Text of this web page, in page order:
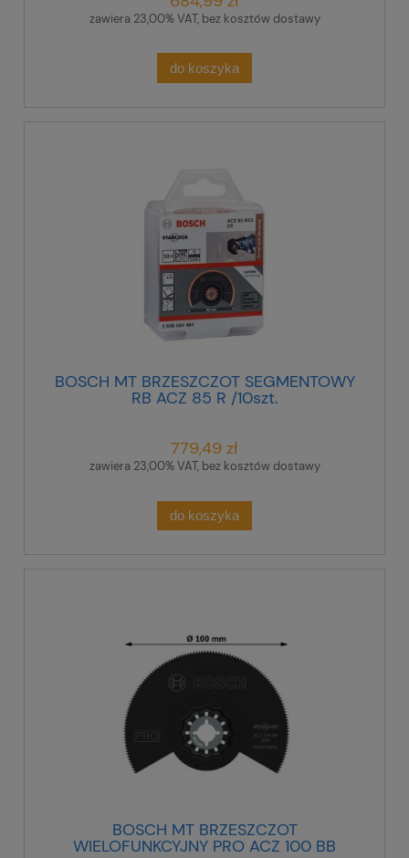
zawiera 23,00% VAT, bez kosztów dostawy
do koszyka
BOSCH MT BRZESZCZOT SEGMENTOWY
RB ACZ 85 R /10szt.
779,49 zł
zawiera 23,00% VAT, bez kosztów dostawy
do koszyka
BOSCH MT BRZESZCZOT
WIELOFUNKCYJNY PRO ACZ 100 BB